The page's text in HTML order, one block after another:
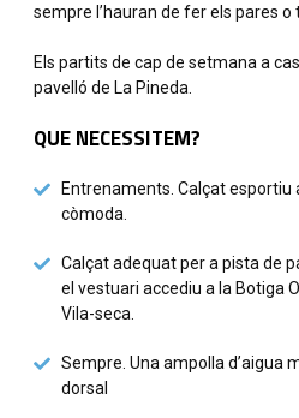
sempre l’hauran de fer els pares o
Els partits de cap de setmana a
pavelló de La Pineda.
QUE NECESSITEM?
Entrenaments. Calçat esportiu
còmoda.
Calçat adequat per a pista de
el vestuari accediu a la Botiga
Vila-seca.
Sempre. Una ampolla d’aigua
dorsal